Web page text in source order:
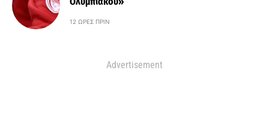
12 ΏΡΕΣ ΠΡΙΝ
Advertisement